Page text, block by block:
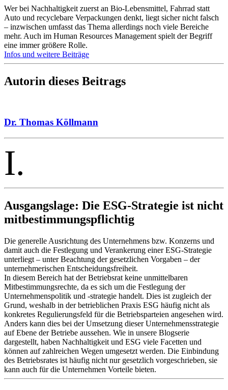
Wer bei Nachhaltigkeit zuerst an Bio-Lebensmittel, Fahrrad statt
Auto und recyclebare Verpackungen denkt, liegt sicher nicht falsch
– inzwischen umfasst das Thema allerdings noch viele Bereiche
mehr. Auch im Human Resources Management spielt der Begriff
eine immer größere Rolle.
Infos und weitere Beiträge
Autorin dieses Beitrags
Dr. Thomas Köllmann
I.
Ausgangslage: Die ESG-Strategie ist nicht
mitbestimmungspflichtig
Die generelle Ausrichtung des Unternehmens bzw. Konzerns und
damit auch die Festlegung und Verankerung einer ESG-Strategie
unterliegt – unter Beachtung der gesetzlichen Vorgaben – der
unternehmerischen Entscheidungsfreiheit.
In diesem Bereich hat der Betriebsrat keine unmittelbaren
Mitbestimmungsrechte, da es sich um die Festlegung der
Unternehmenspolitik und -strategie handelt. Dies ist zugleich der
Grund, weshalb in der betrieblichen Praxis ESG häufig nicht als
konkretes Regulierungsfeld für die Betriebsparteien angesehen wird.
Anders kann dies bei der Umsetzung dieser Unternehmensstrategie
auf Ebene der Betriebe aussehen. Wie in unsere Blogserie
dargestellt, haben Nachhaltigkeit und ESG viele Facetten und
können auf zahlreichen Wegen umgesetzt werden. Die Einbindung
des Betriebsrates ist häufig nicht nur gesetzlich vorgeschrieben, sie
kann auch für die Unternehmen Vorteile bieten.